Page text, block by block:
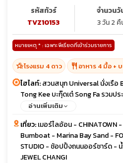
รหัสทัวร์
TVZ10153
จำนวนวั
3 วัน 2 คื
หมายเหตุ * : เฉพาะพีเรียดที่เข้าร่วมรายการ
hotel_classโรงแรม 4 ดาว restaurant อาหาร 4 มื้อ +
ไฮไลท์:สวนสนุก Universal นั่งเรือ
Tong Kee บะกุ๊ดเต๋ Song Fa รวมป
อ่านเพิ่มเติม
เที่ยว:เมอร์ไลอ้อน - CHINATOWN
Bumboat - Marina Bay Sand -
STUDIO - ช้อปปิ้งถนนออร์ชาร์ด -
JEWEL CHANGI